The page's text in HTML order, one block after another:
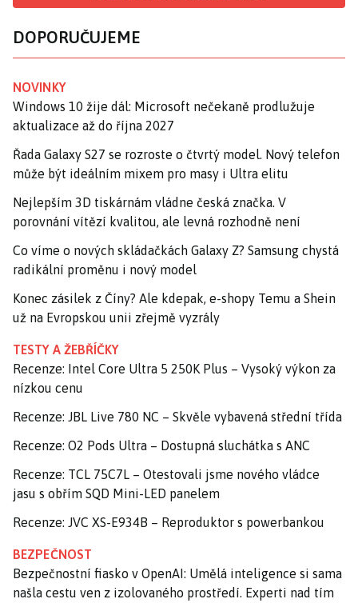
DOPORUČUJEME
NOVINKY
Windows 10 žije dál: Microsoft nečekaně prodlužuje
aktualizace až do října 2027
Řada Galaxy S27 se rozroste o čtvrtý model. Nový telefon
může být ideálním mixem pro masy i Ultra elitu
Nejlepším 3D tiskárnám vládne česká značka. V
porovnání vítězí kvalitou, ale levná rozhodně není
Co víme o nových skládačkách Galaxy Z? Samsung chystá
radikální proměnu i nový model
Konec zásilek z Číny? Ale kdepak, e-shopy Temu a Shein
už na Evropskou unii zřejmě vyzrály
TESTY A ŽEBŘÍČKY
Recenze: Intel Core Ultra 5 250K Plus – Vysoký výkon za
nízkou cenu
Recenze: JBL Live 780 NC – Skvěle vybavená střední třída
Recenze: O2 Pods Ultra – Dostupná sluchátka s ANC
Recenze: TCL 75C7L – Otestovali jsme nového vládce
jasu s obřím SQD Mini-LED panelem
Recenze: JVC XS-E934B – Reproduktor s powerbankou
BEZPEČNOST
Bezpečnostní fiasko v OpenAI: Umělá inteligence si sama
našla cestu ven z izolovaného prostředí. Experti nad tím